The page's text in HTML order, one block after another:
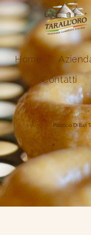
Home
Contatti
Pastificio Di Bari